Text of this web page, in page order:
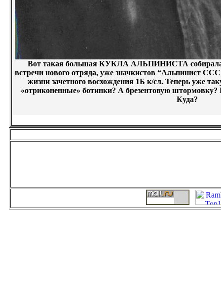
Вот такая большая КУКЛА АЛЬПИНИСТА
встречи нового отряда, уже значкистов “Альпинист
жизни зачетного восхождения 1Б к/сл. Теперь уже
«отриконенные» ботинки? А брезентовую
Куда?